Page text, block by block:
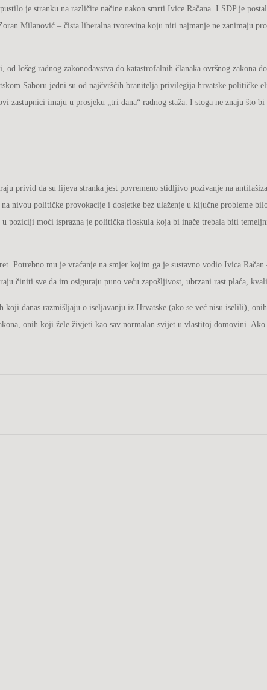
je stranku na različite načine nakon smrti Ivice Račana. I SDP je
Milanović – čista liberalna tvorevina koju niti najmanje ne zanimaju
lošeg radnog zakonodavstva do katastrofalnih članaka ovršnog zakona
Saboru jedni su od najčvršćih branitelja privilegija hrvatske političke
zastupnici imaju u prosjeku „tri dana“ radnog staža. I stoga ne znaju što bi
privid da su lijeva stranka jest povremeno stidljivo pozivanje na
nivou političke provokacije i dosjetke bez ulaženje u ključne probleme
poziciji moći isprazna je politička floskula koja bi inače trebala biti
Potrebno mu je vraćanje na smjer kojim ga je sustavno vodio Ivica
činiti sve da im osiguraju puno veću zapošljivost, ubrzani rast plaća,
danas razmišljaju o iseljavanju iz Hrvatske (ako se već nisu iselili),
onih koji žele živjeti kao sav normalan svijet u vlastitoj domovini.